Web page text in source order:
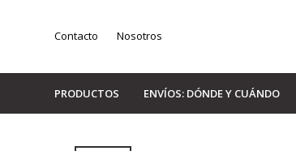
PRODUCTOS ENVÍOS: DÓNDE Y CUÁNDO
Contacto Nosotros